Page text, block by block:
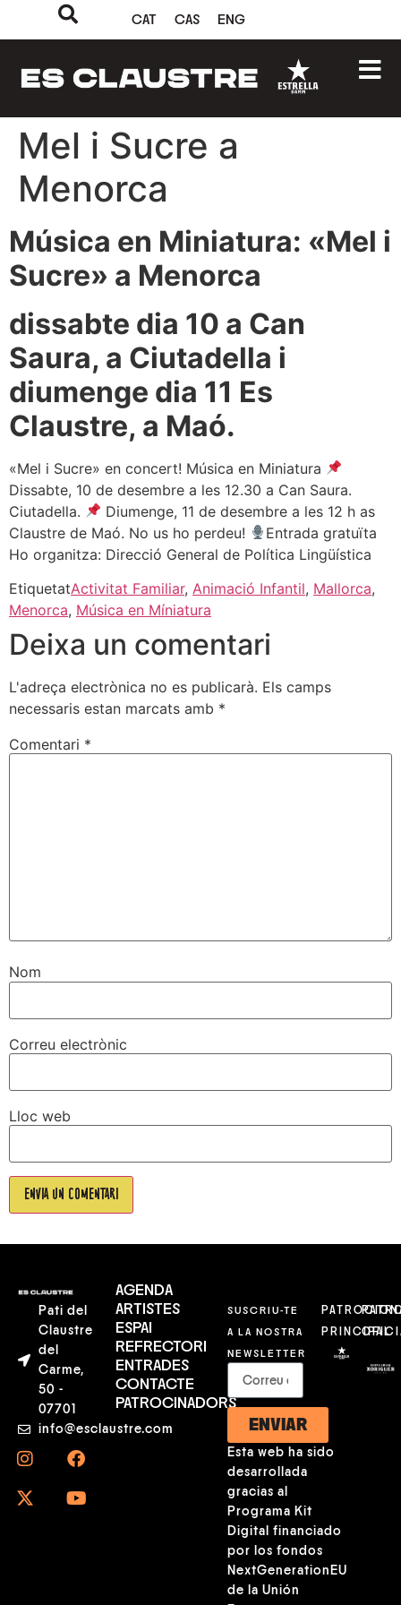
CAT CAS ENG
Mel i Sucre a
Menorca
Música en Miniatura: «Mel i
Sucre» a Menorca
dissabte dia 10 a Can
Saura, a Ciutadella i
diumenge dia 11 Es
Claustre, a Maó.
«Mel i Sucre» en concert! Música en Miniatura
Dissabte, 10 de desembre a les 12.30 a Can Saura.
Ciutadella.
Diumenge, 11 de desembre a les 12 h as
Claustre de Maó. No us ho perdeu!
Entrada gratuïta
Ho organitza: Direcció General de Política Lingüística
EtiquetatActivitat Familiar, Animació Infantil, Mallorca,
Menorca, Música en Míniatura
Deixa un comentari
L'adreça electrònica no es publicarà. Els camps
necessaris estan marcats amb *
Comentari *
Nom
Correu electrònic
Lloc web
Pati del
Claustre
del
Carme,
50 -
07701
info@esclaustre.com
AGENDA
ARTISTES
ESPAI
REFRECTORI
ENTRADES
CONTACTE
PATROCINADORS
SUSCRIU-TE
A LA NOSTRA
NEWSLETTER
ENVIAR
Esta web ha sido
desarrollada
gracias al
Programa Kit
Digital financiado
por los fondos
NextGenerationEU
de la Unión
PRINCIPAL